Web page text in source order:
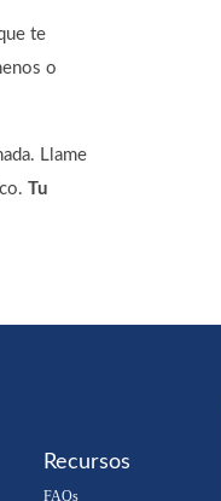
te
o
Llame
Tu
Recursos
FAQs